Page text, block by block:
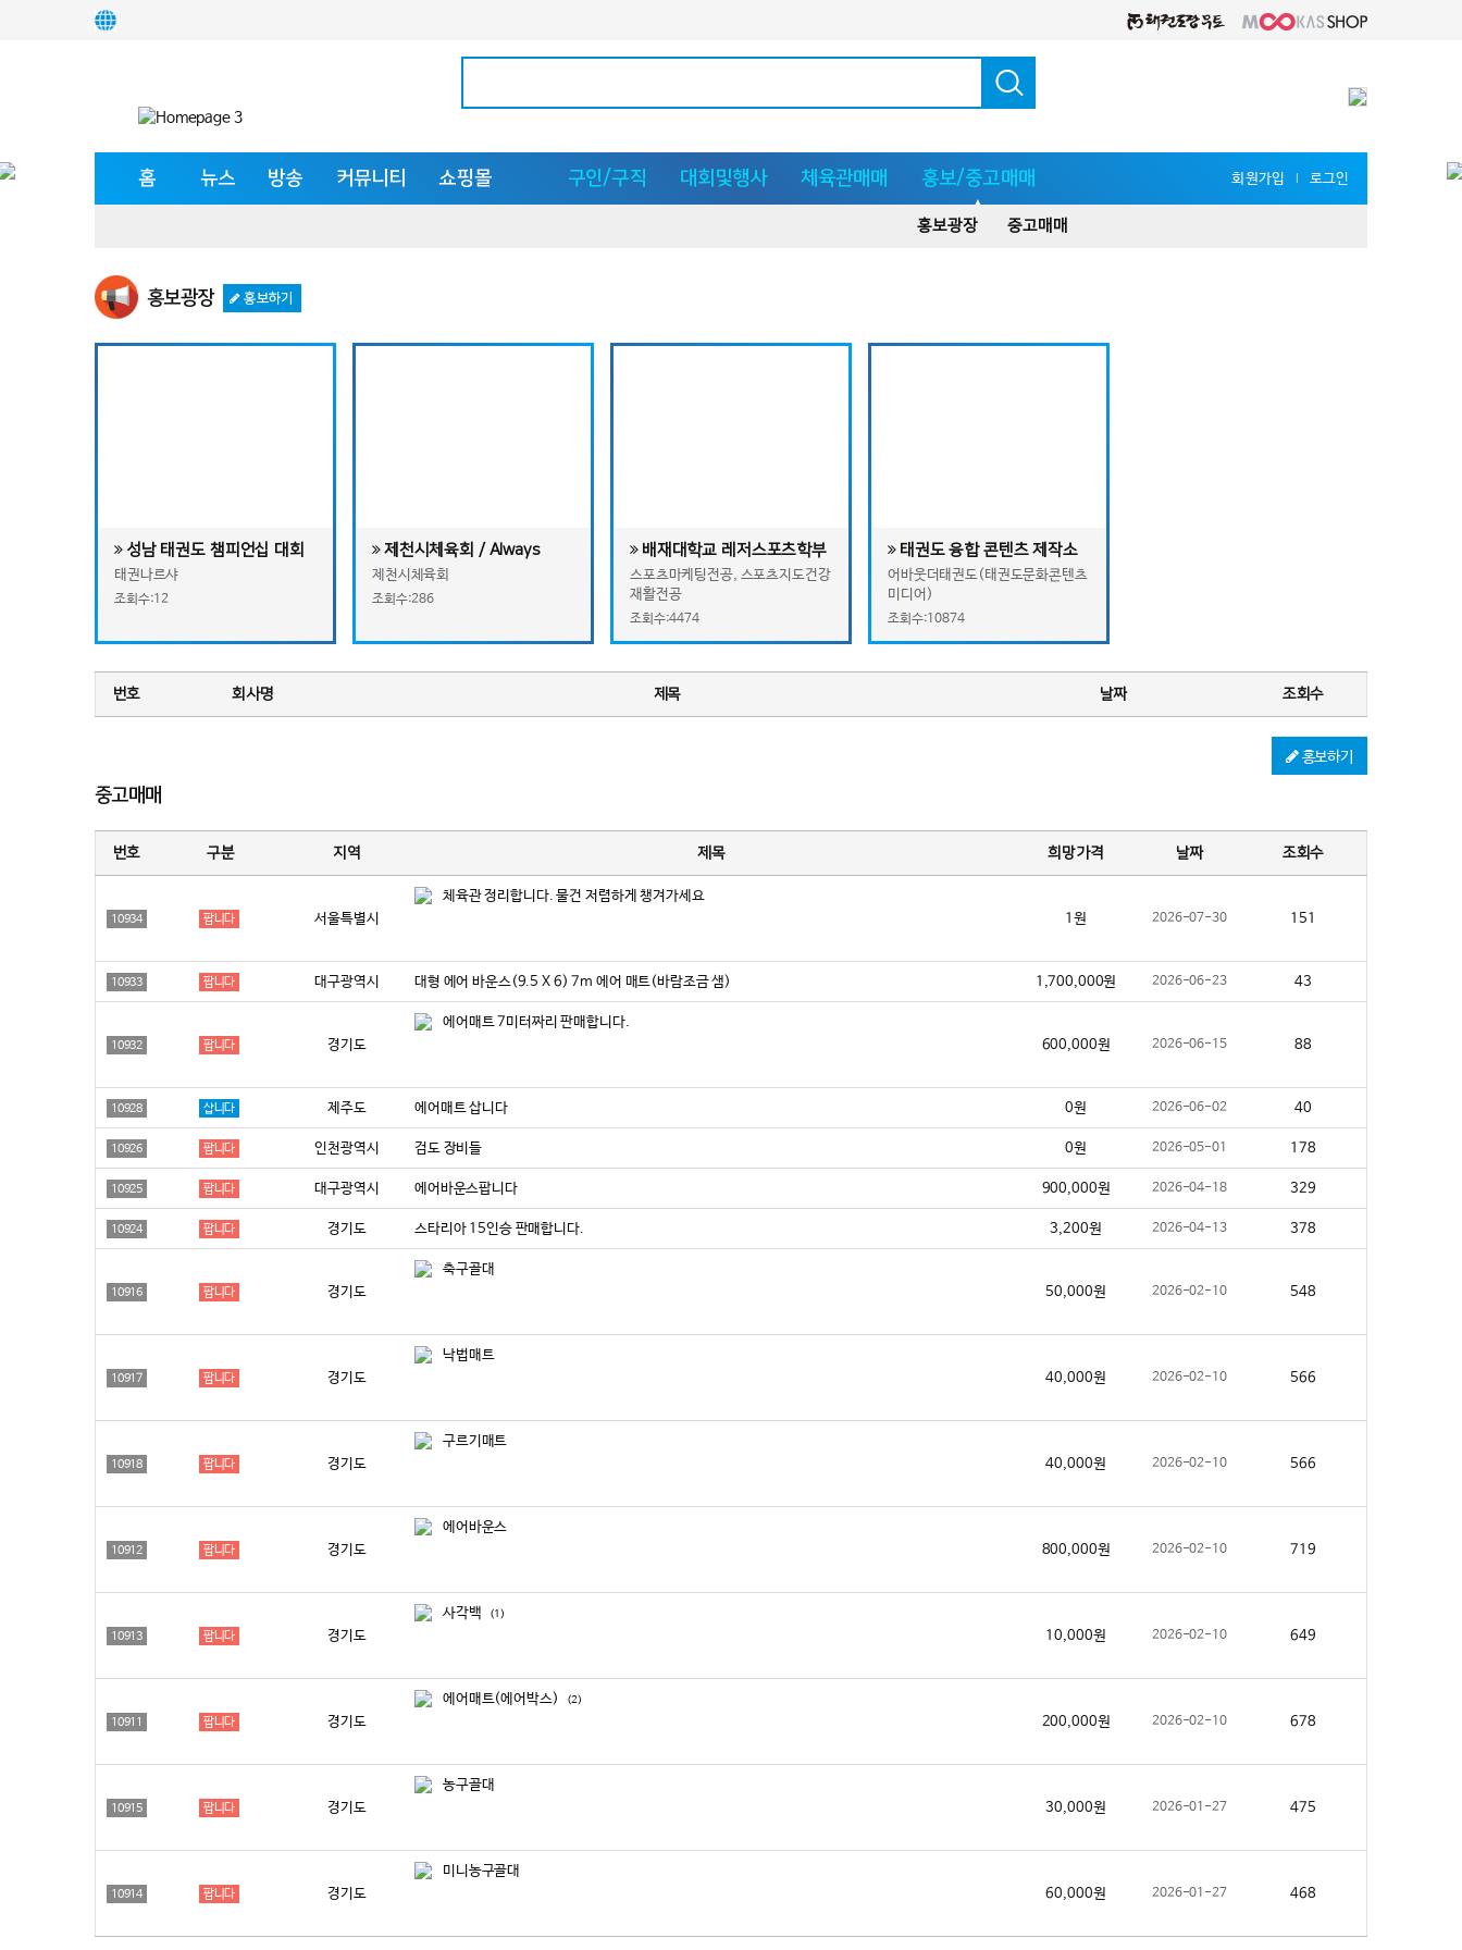
홈 뉴스 방송 커뮤니티 쇼핑몰 구인/구직 대회및행사 체육관매매 홍보/중고매매 회원가입 l 로그인
홍보광장 중고매매
홍보광장 홍보하기
성남 태권도 챔피언십 대회
태권나르샤
조회수:12
제천시체육회 / Always
Anywhere 스포츠 개최 최적
지 제천
제천시체육회
조회수:286
배재대학교 레저스포츠학부
스포츠마케팅전공, 스포츠지도건강
재활전공
조회수:4474
태권도 융합 콘텐츠 제작소
'어바웃더태권도' 태권도문화
콘텐츠미디어
어바웃더태권도(태권도문화콘텐츠
미디어)
조회수:10874
번호 회사명 제목 날짜 조회수
홍보하기
중고매매
번호 구분 지역 제목 희망가격 날짜 조회수
10934 팝니다 서울특별시
체육관 정리합니다. 물건 저렴하게 챙겨가세요
1원
2026-07-30 151
10933 팝니다 대구광역시 대형 에어 바운스(9.5 X 6) 7m 에어 매트(바람조금 샘) 1,700,000원 2026-06-23 43
10932 팝니다 경기도
에어매트 7미터짜리 판매합니다.
600,000원
2026-06-15 88
10928 삽니다 제주도 에어매트 삽니다 0원 2026-06-02 40
10926 팝니다 인천광역시 검도 장비들 0원 2026-05-01 178
10925 팝니다 대구광역시 에어바운스팝니다 900,000원 2026-04-18 329
10924 팝니다 경기도 스타리아 15인승 판매합니다. 3,200원 2026-04-13 378
10916 팝니다 경기도
축구골대
50,000원
2026-02-10 548
10917 팝니다 경기도
낙법매트
40,000원
2026-02-10 566
10918 팝니다 경기도
구르기매트
40,000원
2026-02-10 566
10912 팝니다 경기도
에어바운스
800,000원
2026-02-10 719
10913 팝니다 경기도
사각백 (1)
10,000원 2026-02-10 649
10911 팝니다 경기도
에어매트(에어박스) (2)
200,000원 2026-02-10 678
10915 팝니다 경기도
농구골대
30,000원
2026-01-27 475
10914 팝니다 경기도
미니농구골대
60,000원
2026-01-27 468